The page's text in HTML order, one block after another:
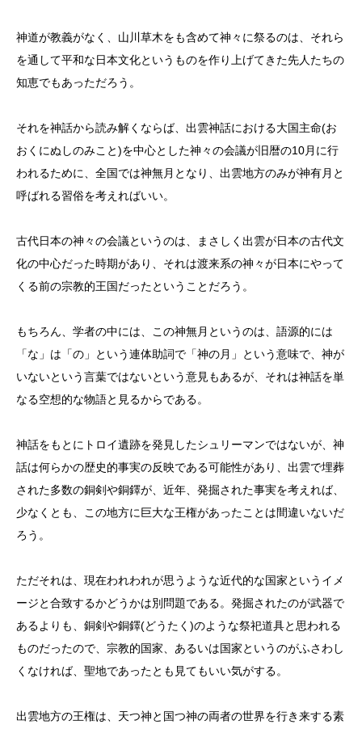
神道が教義がなく、山川草木をも含めて神々に祭るのは、それら
を通して平和な日本文化というものを作り上げてきた先人たちの
知恵でもあっただろう。
それを神話から読み解くならば、出雲神話における大国主命(お
おくにぬしのみこと)を中心とした神々の会議が旧暦の10月に行
われるために、全国では神無月となり、出雲地方のみが神有月と
呼ばれる習俗を考えればいい。
古代日本の神々の会議というのは、まさしく出雲が日本の古代文
化の中心だった時期があり、それは渡来系の神々が日本にやって
くる前の宗教的王国だったということだろう。
もちろん、学者の中には、この神無月というのは、語源的には
「な」は「の」という連体助詞で「神の月」という意味で、神が
いないという言葉ではないという意見もあるが、それは神話を単
なる空想的な物語と見るからである。
神話をもとにトロイ遺跡を発見したシュリーマンではないが、神
話は何らかの歴史的事実の反映である可能性があり、出雲で埋葬
された多数の銅剣や銅鐸が、近年、発掘された事実を考えれば、
少なくとも、この地方に巨大な王権があったことは間違いないだ
ろう。
ただそれは、現在われわれが思うような近代的な国家というイメ
ージと合致するかどうかは別問題である。発掘されたのが武器で
あるよりも、銅剣や銅鐸(どうたく)のような祭祀道具と思われる
ものだったので、宗教的国家、あるいは国家というのがふさわし
くなければ、聖地であったとも見てもいい気がする。
出雲地方の王権は、天つ神と国つ神の両者の世界を行き来する素